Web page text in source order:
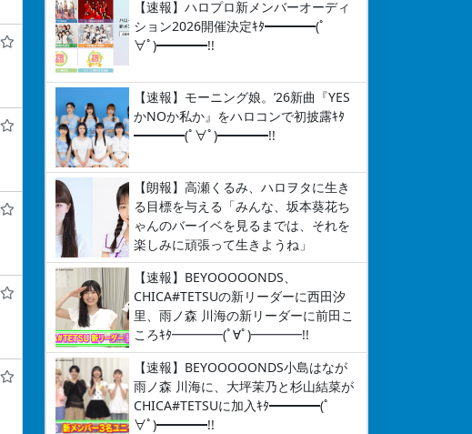
【速報】ハロプロ新メンバーオーディ
ション2026開催決定ｷﾀ━━━━(ﾟ
∀ﾟ)━━━━!!
【速報】モーニング娘。’26新曲『YES
かNOか私か』をハロコンで初披露ｷﾀ
━━━━(ﾟ∀ﾟ)━━━━!!
【朗報】高瀬くるみ、ハロヲタに生き
る目標を与える「みんな、坂本葵花ち
ゃんのバーイベを見るまでは、それを
楽しみに頑張って生きようね」
【速報】BEYOOOOONDS、
CHICA#TETSUの新リーダーに西田汐
里、雨ノ森 川海の新リーダーに前田こ
ころｷﾀ━━━━(ﾟ∀ﾟ)━━━━!!
【速報】BEYOOOOONDS小島はなが
雨ノ森 川海に、大坪茉乃と杉山結菜が
CHICA#TETSUに加入ｷﾀ━━━━(ﾟ
∀ﾟ)━━━━!!